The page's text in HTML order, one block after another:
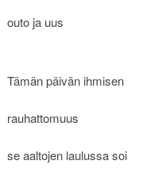
outo ja uus
Tämän päivän ihmisen
rauhattomuus
se aaltojen laulussa soi